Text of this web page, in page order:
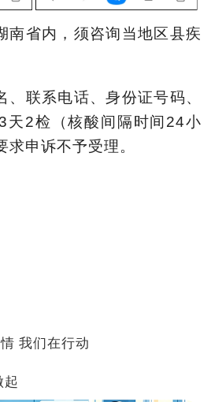
南省内，须咨询当地区县疾
、联系电话、身份证号码、
天2检（核酸间隔时间24小
申诉不予受理。
我们在行动
起